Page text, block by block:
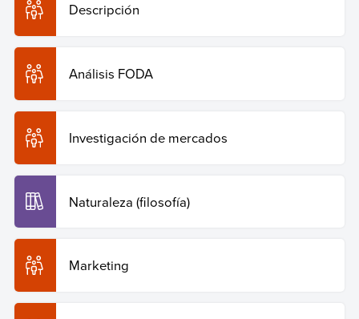
Descripción
Análisis FODA
Investigación de mercados
Naturaleza (filosofía)
Marketing